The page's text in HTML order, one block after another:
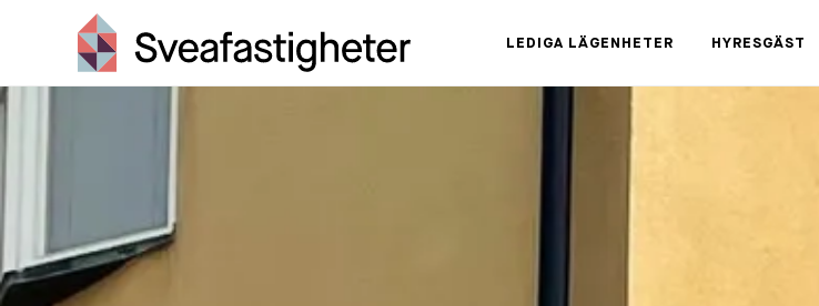
LEDIGA LÄGENHETER HYRESGÄST